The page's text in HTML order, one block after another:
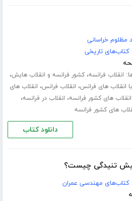
مظلوم خراسانی
کتاب‌های تاریخی
انقلاب فرانسه،کشور فرانسه و انقلاب هایش،
انقلاب های فرانس، انقلاب فرانس، انقلاب های
انقلاب های کشور فرانسه، انقلاب در فرانسه،
های کشور فرانسه
دانلود کتاب
پیش تنیدگی چیست؟
کتاب‌های مهندسی عمران